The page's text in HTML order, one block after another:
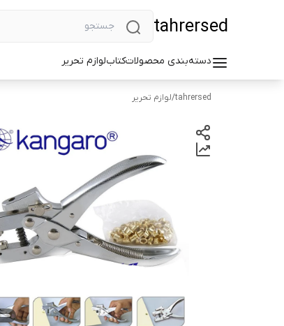
tahrersed
دسته‌بندی محصولاتکتابلوازم تحریر
tahrersed
/لوازم تحریر